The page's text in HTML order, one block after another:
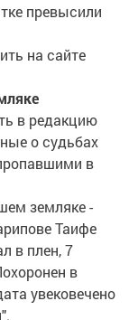
превысили
на сайте
в редакцию
о судьбах
в
земляке -
Таифе
в плен, 7
в
увековечено